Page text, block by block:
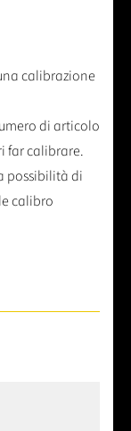
calibrazione
di articolo
far calibrare.
possibilità di
calibro